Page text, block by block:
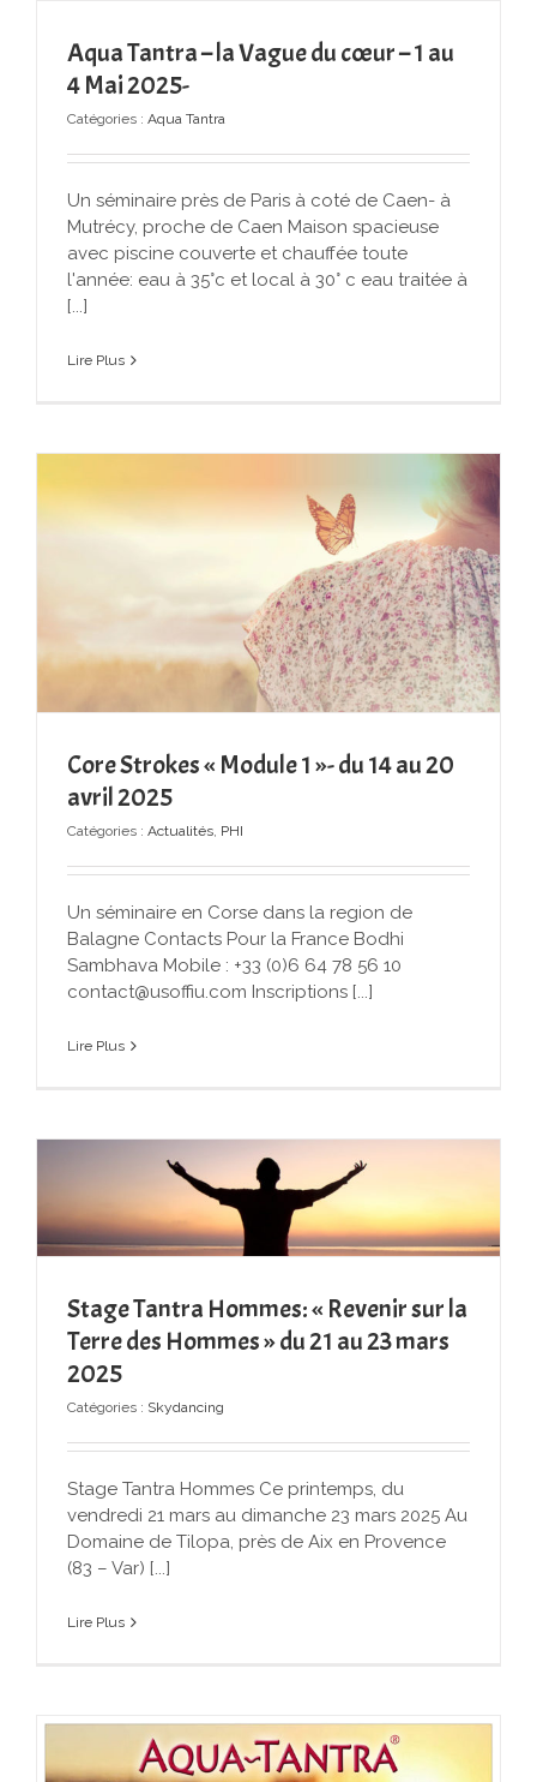
Aqua Tantra – la Vague du cœur – 1 au
4 Mai 2025-
Catégories : Aqua Tantra
Un séminaire près de Paris à coté de Caen- à
Mutrécy, proche de Caen Maison spacieuse
avec piscine couverte et chauffée toute
l'année: eau à 35°c et local à 30° c eau traitée à
[...]
Lire Plus
Core Strokes « Module 1 »- du 14 au 20
avril 2025
Catégories : Actualités, PHI
Un séminaire en Corse dans la region de
Balagne Contacts Pour la France Bodhi
Sambhava Mobile : +33 (0)6 64 78 56 10
contact@usoffiu.com Inscriptions [...]
Lire Plus
Stage Tantra Hommes: « Revenir sur la
Terre des Hommes » du 21 au 23 mars
2025
Catégories : Skydancing
Stage Tantra Hommes Ce printemps, du
vendredi 21 mars au dimanche 23 mars 2025 Au
Domaine de Tilopa, près de Aix en Provence
(83 – Var) [...]
Lire Plus